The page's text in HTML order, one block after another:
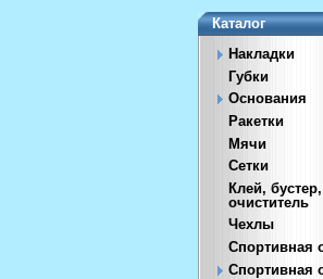
Каталог
Накладки
Губки
Основания
Ракетки
Мячи
Сетки
Клей,
очиститель
Чехлы
Спортивная
Спортивная